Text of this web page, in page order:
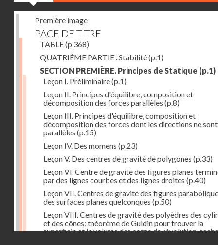
Première image
PAGE DE TITRE
TABLE(p.368)
QUATRIÈME PARTIE . Stabilité(p.1)
SECTION PREMIÈRE. Principes de Statique (p.1)
Leçon I. Préliminaire(p.1)
Leçon II. Principes d'équilibre, composition et
décomposition des forces parallèles (p.8)
Leçon III. Principes d'équilibre, composition et
décomposition des forces dont les directions ne
parallèles (p.15)
Leçon IV. Des momens (p.23)
Leçon V. Des centres de gravité de polygones (p.33)
Leçon VI. Centre de gravité des figures planes
par des lignes courbes et des lignes droites (p.40)
Leçon VII. Centres de gravité des figures
des surfaces planes quelconques (p.50)
Leçon VIII. Centres de gravité des polyèdres des
et des cônes; théorème de Guldin pour trouver la
superficie et le volume des corps de révolution,